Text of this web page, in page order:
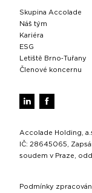
Skupina Accolade
Náš tým
Kariéra
ESG
Letiště Brno‑Tuřany
Členové koncernu
Accolade Holding,
IČ: 28645065,
soudem v Praze,
Podmínky